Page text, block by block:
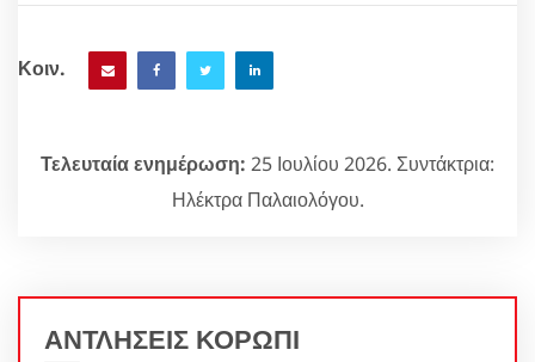
Κοιν.
Τελευταία ενημέρωση: 25 Ιουλίου 2026. Συντάκτρια:
Ηλέκτρα Παλαιολόγου.
ΑΝΤΛΗΣΕΙΣ ΚΟΡΩΠΙ